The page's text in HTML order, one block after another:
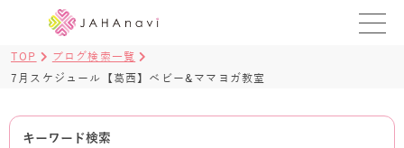
レッスンを探す
TOP
ブログ検索一覧
7月スケジュール【葛西】ベビー&ママヨガ教室
キーワード検索